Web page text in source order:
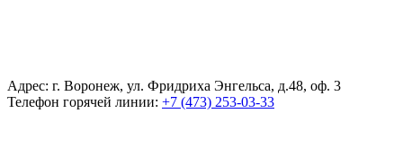
Адрес: г. Воронеж, ул. Фридриха Энгельса, д.48, оф. 3
Телефон горячей линии: +7 (473) 253-03-33